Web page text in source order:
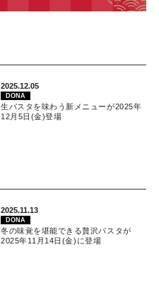
2025.12.05
DONA
生パスタを味わう新メニューが2025年
12月5日(金)登場
2025.11.13
DONA
冬の味覚を堪能できる贅沢パスタが
2025年11月14日(金)に登場